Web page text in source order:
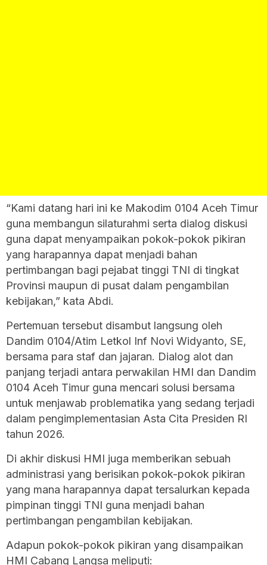
“Kami datang hari ini ke Makodim 0104 Aceh Timur
guna membangun silaturahmi serta dialog diskusi
guna dapat menyampaikan pokok-pokok pikiran
yang harapannya dapat menjadi bahan
pertimbangan bagi pejabat tinggi TNI di tingkat
Provinsi maupun di pusat dalam pengambilan
kebijakan,” kata Abdi.
Pertemuan tersebut disambut langsung oleh
Dandim 0104/Atim Letkol Inf Novi Widyanto, SE,
bersama para staf dan jajaran. Dialog alot dan
panjang terjadi antara perwakilan HMI dan Dandim
0104 Aceh Timur guna mencari solusi bersama
untuk menjawab problematika yang sedang terjadi
dalam pengimplementasian Asta Cita Presiden RI
tahun 2026.
Di akhir diskusi HMI juga memberikan sebuah
administrasi yang berisikan pokok-pokok pikiran
yang mana harapannya dapat tersalurkan kepada
pimpinan tinggi TNI guna menjadi bahan
pertimbangan pengambilan kebijakan.
Adapun pokok-pokok pikiran yang disampaikan
HMI Cabang Langsa meliputi: